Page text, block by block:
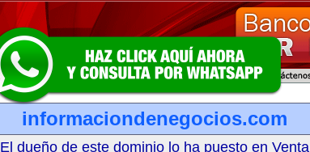
informaciondenegocios.com
El dueño de este dominio lo ha puesto en Venta